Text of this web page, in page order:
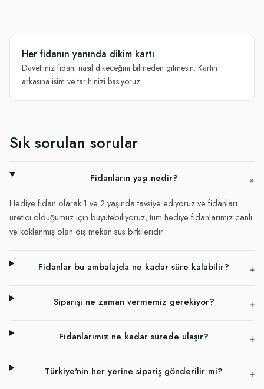
Her fidanın yanında dikim kartı
Davetliniz fidanı nasıl dikeceğini bilmeden gitmesin. Kartın
arkasına isim ve tarihinizi basıyoruz.
Sık sorulan sorular
Fidanların yaşı nedir? +
Hediye fidan olarak 1 ve 2 yaşında tavsiye ediyoruz ve fidanları
üretici olduğumuz için büyütebiliyoruz, tüm hediye fidanlarımız canlı
ve köklenmiş olan dış mekan süs bitkileridir.
Fidanlar bu ambalajda ne kadar süre kalabilir? +
Siparişi ne zaman vermemiz gerekiyor? +
Fidanlarımız ne kadar sürede ulaşır? +
Türkiye'nin her yerine sipariş gönderilir mi? +